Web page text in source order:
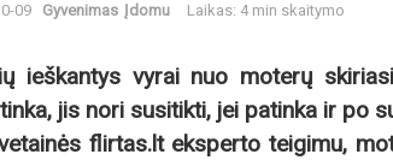
09 Gyvenimas Įdomu Laikas: 4 min skaitymo
ieškantys vyrai nuo moterų
jis nori susitikti, jei patinka ir po
flirtas.lt eksperto teigimu,